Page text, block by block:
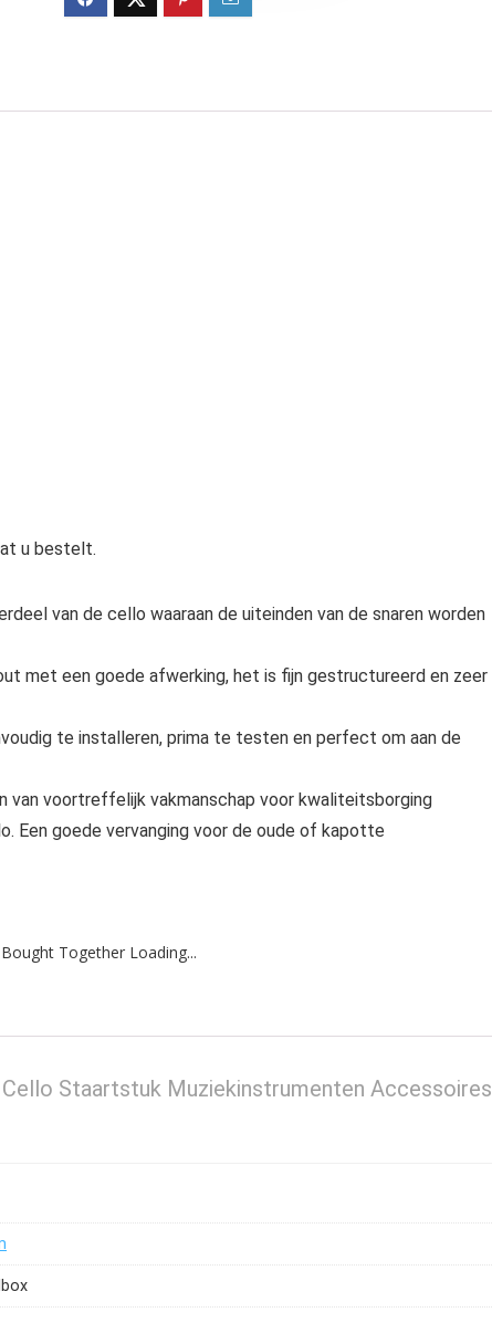
u bestelt.
van de cello waaraan de uiteinden van de snaren worden
met een goede afwerking, het is fijn gestructureerd en zeer
te installeren, prima te testen en perfect om aan de
van voortreffelijk vakmanschap voor kwaliteitsborging
Een goede vervanging voor de oude of kapotte
Together Loading...
Staartstuk Muziekinstrumenten Accessoires